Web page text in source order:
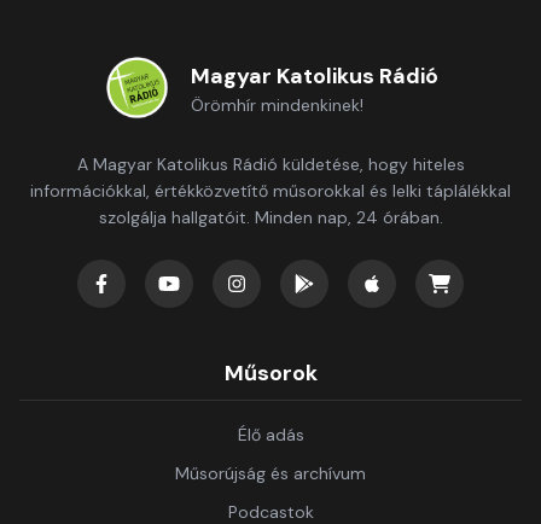
Magyar Katolikus Rádió
Örömhír mindenkinek!
A Magyar Katolikus Rádió küldetése, hogy hiteles
információkkal, értékközvetítő műsorokkal és lelki táplálékkal
szolgálja hallgatóit. Minden nap, 24 órában.
Műsorok
Élő adás
Műsorújság és archívum
Podcastok